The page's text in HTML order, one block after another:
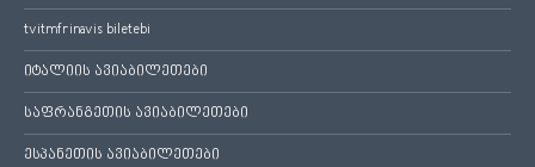
tvitmfrinavis biletebi
იტალიის ავიაბილეთები
საფრანგეთის ავიაბილეთები
ესპანეთის ავიაბილეთები